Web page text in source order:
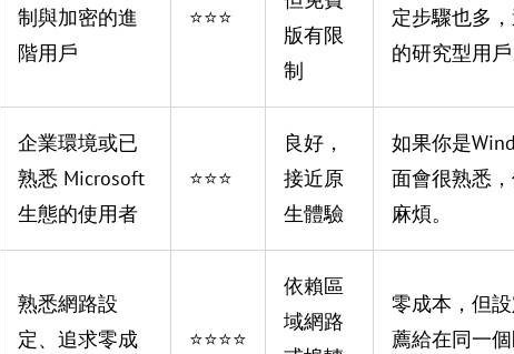
制與加密的進
階用戶
⭐⭐⭐
版有限
制
定步驟也多
的研究型用戶
企業環境或已
熟悉 Microsoft
生態的使用者
⭐⭐⭐
良好，
接近原
生體驗
如果你是
面會很熟悉
麻煩。
熟悉網路設
定、追求零成
⭐⭐⭐⭐
依賴區
域網路
零成本，但
薦給在同一